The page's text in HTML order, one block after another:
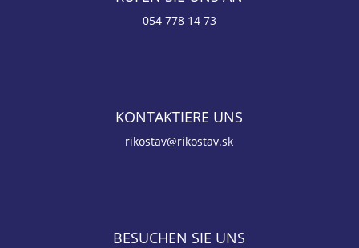
054 778 14 73
KONTAKTIERE UNS
rikostav@rikostav.sk
BESUCHEN SIE UNS